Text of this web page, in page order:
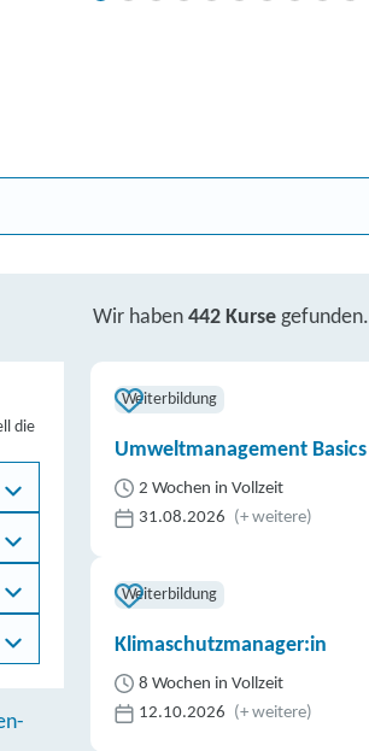
Wir haben 442 Kurse gefunden.
die
Weiterbildung
Umweltmanagement Basics
2 Wochen in Vollzeit
31.08.2026 (+ weitere)
Weiterbildung
Klimaschutzmanager:in
8 Wochen in Vollzeit
12.10.2026 (+ weitere)